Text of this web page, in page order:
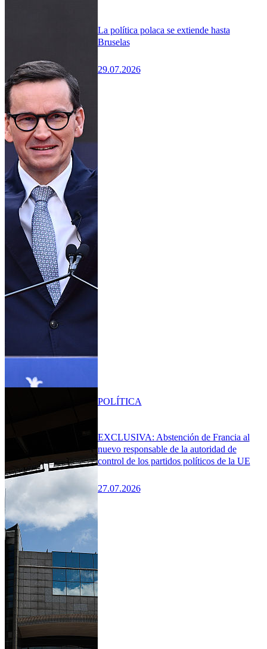
La política polaca se extiende hasta
Bruselas
29.07.2026
EXCLUSIVA: Abstención de Francia al
nuevo responsable de la autoridad de
control de los partidos políticos de la UE
27.07.2026
POLÍTICA